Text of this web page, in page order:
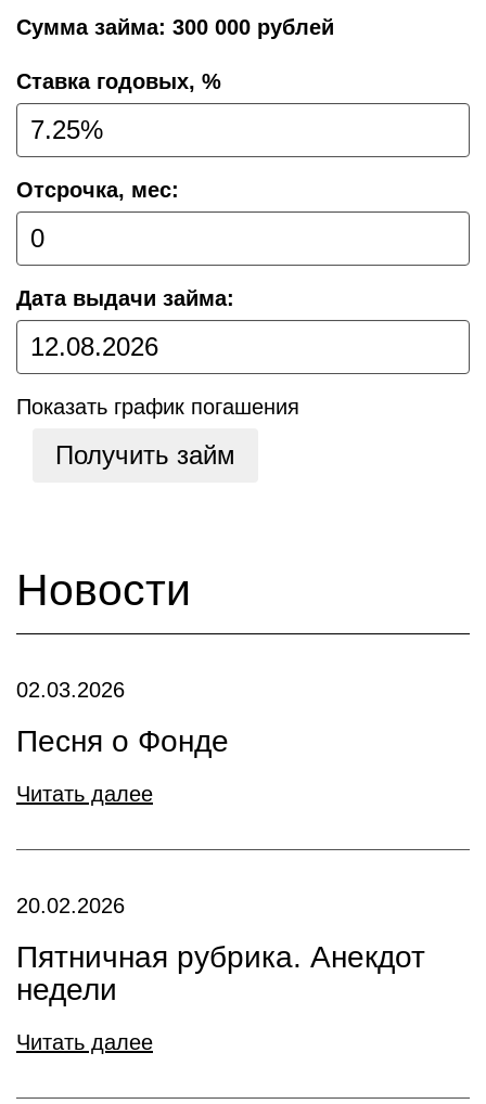
Сумма займа: 300 000 рублей
Cтавка годовых, %
Отсрочка, мес:
Дата выдачи займа:
Показать график погашения
Получить займ
Новости
02.03.2026
Песня о Фонде
Читать далее
20.02.2026
Пятничная рубрика. Анекдот
недели
Читать далее